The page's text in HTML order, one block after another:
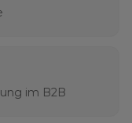
im B2B